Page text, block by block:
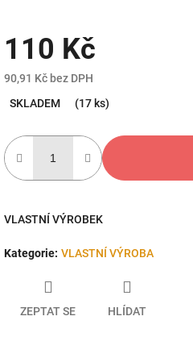
110 Kč
90,91 Kč bez DPH
cena:
SKLADEM (17 ks)
VLASTNÍ VÝROBEK
Kategorie: VLASTNÍ VÝROBA
ZEPTAT SE HLÍDAT